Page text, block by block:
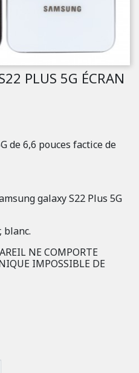
PLUS 5G ÉCRAN
de 6,6 pouces factice de
galaxy S22 Plus 5G
blanc.
NE COMPORTE
IMPOSSIBLE DE